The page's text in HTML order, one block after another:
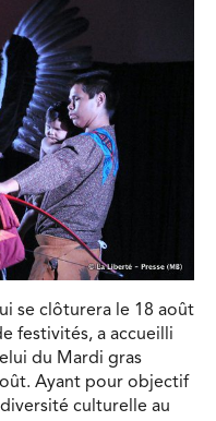
se clôturera le 18 août
festivités, a accueilli
du Mardi gras
Ayant pour objectif
culturelle au